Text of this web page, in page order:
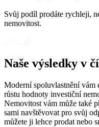
Svůj podíl prodáte rychleji,
nemovitost.
Naše výsledky v
Moderní spoluvlastnění vám
růstu hodnoty investiční
Nemovitost vám může také
sami navštěvovat pro svůj
můžete ji lehce prodat nebo